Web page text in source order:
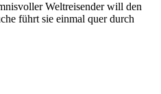
Weltreisender will den
führt sie einmal quer durch